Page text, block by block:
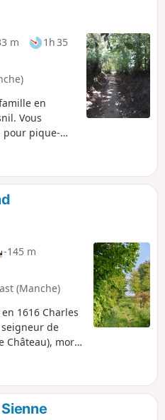
m
1h 35
en
Vous
pour pique-
-145 m
(Manche)
1616 Charles
de
Château), mort
libertin
place du
vous avec